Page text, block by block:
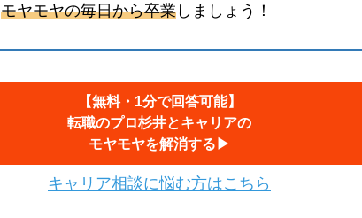
モヤモヤの毎日から卒業 しましょう！
【無料・1分で回答可能】
転職のプロ杉井とキャリアの
モヤモヤを解消する▶︎
キャリア相談に悩む方はこちら